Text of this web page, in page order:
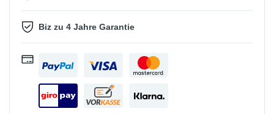
Biz zu 4 Jahre Garantie